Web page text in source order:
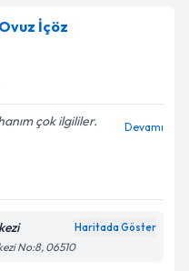
ediyorum.
Gönder
için randevu takvimi
randevu almanız
e-posta ile
ilişkinAydınlatma
verilerimin belirtilen
ediyorum.
İçöz
çok ilgililer.
Devamı
Haritada Göster
No:8, 06510